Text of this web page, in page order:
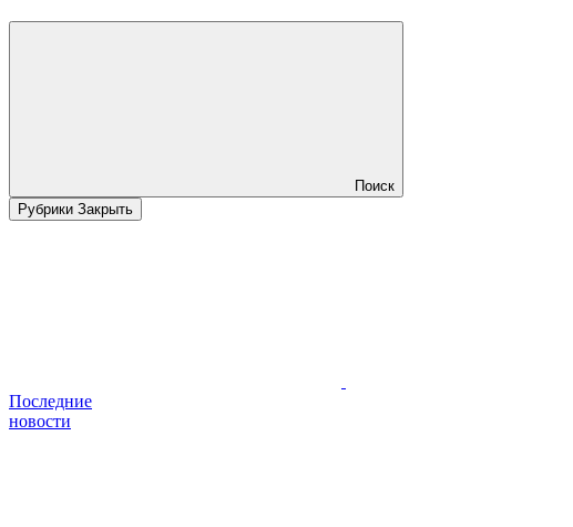
Поиск
Рубрики Закрыть
Последние
новости